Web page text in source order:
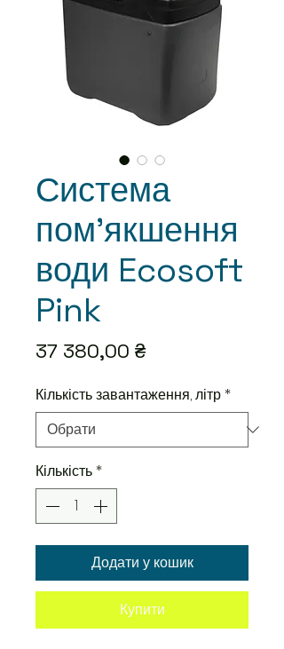
Система
пом'якшення
води Ecosoft
Pink
37 380,00 ₴Ціна
Кількість завантаження, літр *
Кількість *
Додати у кошик
Купити